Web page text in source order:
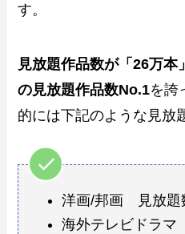
す。
見放題作品数が「26万本
の見放題作品数No.1を誇
的には下記のような見放
洋画/邦画 見放題
海外テレビドラ